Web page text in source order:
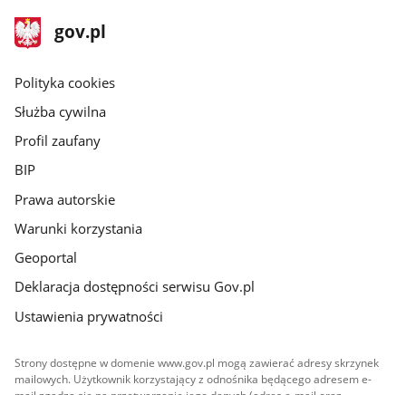
stopka
gov.pl
Strona
gov.pl
gov.pl
Polityka cookies
Służba cywilna
Profil zaufany
BIP
Prawa autorskie
Warunki korzystania
Geoportal
Deklaracja dostępności serwisu Gov.pl
Ustawienia prywatności
Strony dostępne w domenie www.gov.pl mogą zawierać adresy skrzynek
mailowych. Użytkownik korzystający z odnośnika będącego adresem e-